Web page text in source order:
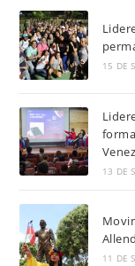
15 DE
13 DE
11 DE